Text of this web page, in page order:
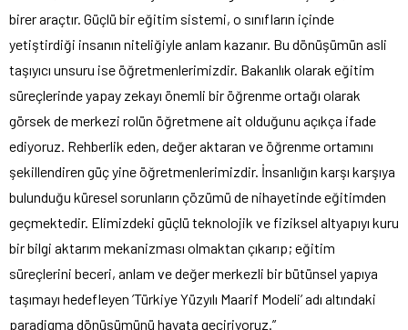
birer araçtır. Güçlü bir eğitim sistemi, o sınıfların içinde
yetiştirdiği insanın niteliğiyle anlam kazanır. Bu dönüşümün asli
taşıyıcı unsuru ise öğretmenlerimizdir. Bakanlık olarak eğitim
süreçlerinde yapay zekayı önemli bir öğrenme ortağı olarak
görsek de merkezi rolün öğretmene ait olduğunu açıkça ifade
ediyoruz. Rehberlik eden, değer aktaran ve öğrenme ortamını
şekillendiren güç yine öğretmenlerimizdir. İnsanlığın karşı karşıya
bulunduğu küresel sorunların çözümü de nihayetinde eğitimden
geçmektedir. Elimizdeki güçlü teknolojik ve fiziksel altyapıyı kuru
bir bilgi aktarım mekanizması olmaktan çıkarıp; eğitim
süreçlerini beceri, anlam ve değer merkezli bir bütünsel yapıya
taşımayı hedefleyen ’Türkiye Yüzyılı Maarif Modeli’ adı altındaki
paradigma dönüşümünü hayata geçiriyoruz.”